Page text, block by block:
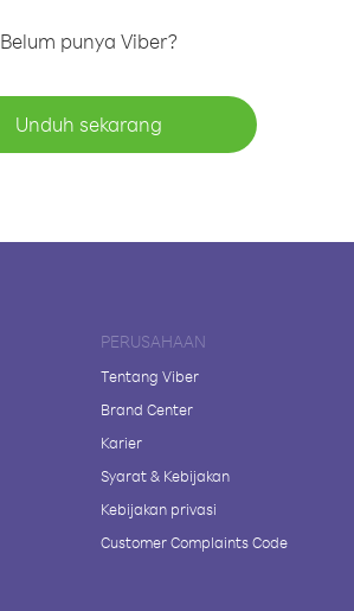
Belum punya Viber?
Unduh sekarang
PERUSAHAAN
Tentang Viber
Brand Center
Karier
Syarat & Kebijakan
Kebijakan privasi
Customer Complaints Code